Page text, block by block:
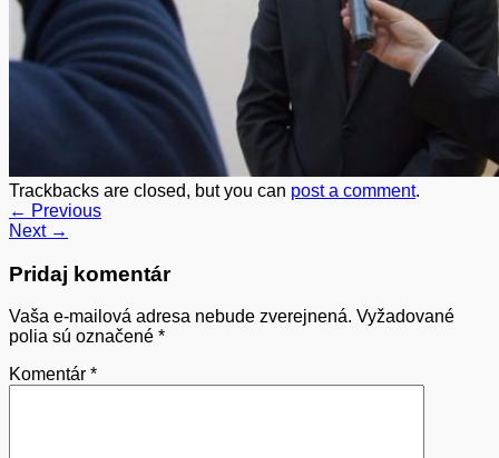
Trackbacks are closed, but you can post a comment.
← Previous
Next →
Pridaj komentár
Vaša e-mailová adresa nebude zverejnená. Vyžadované
polia sú označené *
Komentár *